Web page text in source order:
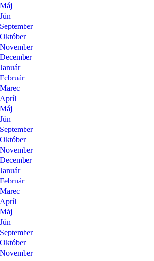
Máj
Jún
September
Október
November
December
Január
Február
Marec
Apríl
Máj
Jún
September
Október
November
December
Január
Február
Marec
Apríl
Máj
Jún
September
Október
November